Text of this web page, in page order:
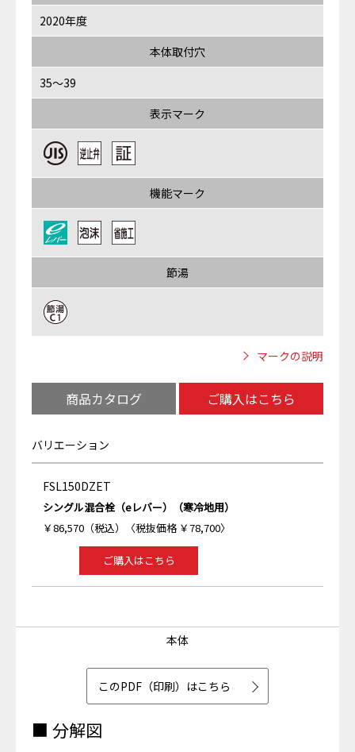
2020年度
本体取付穴
35～39
表示マーク
機能マーク
節湯
マークの説明
商品カタログ ご購入はこちら
バリエーション
FSL150DZET
シングル混合栓（eレバー）（寒冷地用）
￥86,570（税込）〈税抜価格 ￥78,700〉
ご購入はこちら
本体
このPDF（印刷）はこちら
■ 分解図